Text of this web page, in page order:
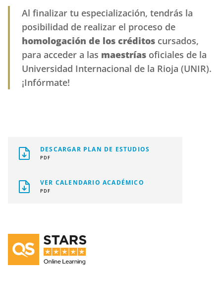
Al finalizar tu especialización, tendrás la
posibilidad de realizar el proceso de
homologación de los créditos cursados,
para acceder a las maestrías oficiales de la
Universidad Internacional de la Rioja (UNIR).
¡Infórmate!
DESCARGAR PLAN DE ESTUDIOS
PDF
VER CALENDARIO ACADÉMICO
PDF